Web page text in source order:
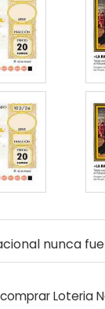
nunca
Loteria